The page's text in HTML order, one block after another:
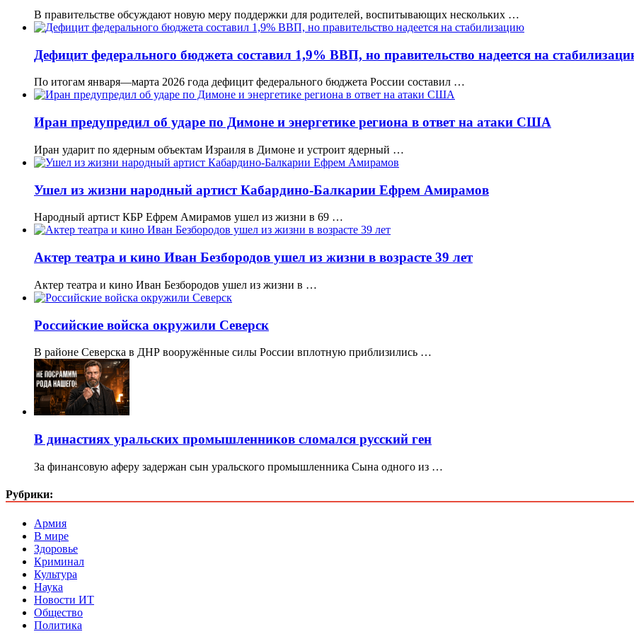
В правительстве обсуждают новую меру поддержки для родителей, воспитывающих нескольких …
Дефицит федерального бюджета составил 1,9% ВВП, но правительство надеется на
По итогам января—марта 2026 года дефицит федерального бюджета России составил …
Иран предупредил об ударе по Димоне и энергетике региона в ответ на атаки США
Иран ударит по ядерным объектам Израиля в Димоне и устроит ядерный …
Ушел из жизни народный артист Кабардино-Балкарии Ефрем Амирамов
Народный артист КБР Ефрем Амирамов ушел из жизни в 69 …
Актер театра и кино Иван Безбородов ушел из жизни в возрасте 39 лет
Актер театра и кино Иван Безбородов ушел из жизни в …
Российские войска окружили Северск
В районе Северска в ДНР вооружённые силы России вплотную приблизились …
В династиях уральских промышленников сломался русский ген
За финансовую аферу задержан сын уральского промышленника Сына одного из …
Рубрики:
Армия
В мире
Здоровье
Криминал
Культура
Наука
Новости ИТ
Общество
Политика